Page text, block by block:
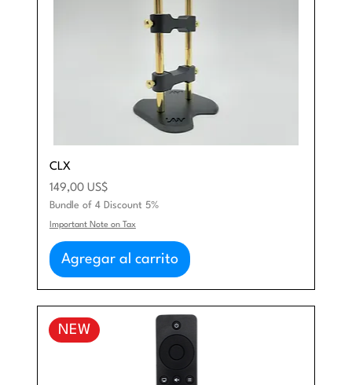
CLX
Precio
149,00 US$
Bundle of 4 Discount 5%
Important Note on Tax
Agregar al carrito
NEW